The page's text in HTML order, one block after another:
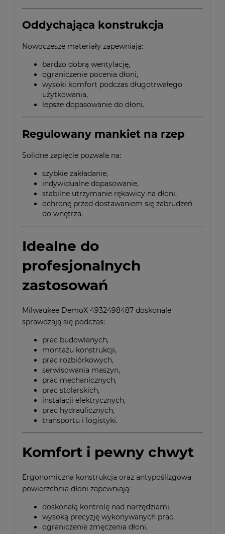
Oddychająca konstrukcja
Nowoczesze materiały zapewniają:
bardzo dobrą wentylację,
ograniczenie pocenia dłoni,
wysoki komfort podczas długotrwałego
użytkowania,
lepsze dopasowanie do dłoni.
Regulowany mankiet na rzep
Solidne zapięcie pozwala na:
szybkie zakładanie,
indywidualne dopasowanie,
stabilne utrzymanie rękawicy na dłoni,
ochronę przed dostawaniem się zabrudzeń
do wnętrza.
Idealne do
profesjonalnych
zastosowań
Milwaukee DemoX 4932498487 doskonale
sprawdzają się podczas:
prac budowlanych,
montażu konstrukcji,
prac rozbiórkowych,
serwisowania maszyn,
prac mechanicznych,
prac stolarskich,
instalacji elektrycznych,
prac hydraulicznych,
transportu i logistyki.
Komfort i pewny chwyt
Ergonomiczna konstrukcja oraz antypoślizgowa
powierzchnia dłoni zapewniają:
doskonałą kontrolę nad narzędziami,
wysoką precyzję wykonywanych prac,
ograniczenie zmęczenia dłoni,